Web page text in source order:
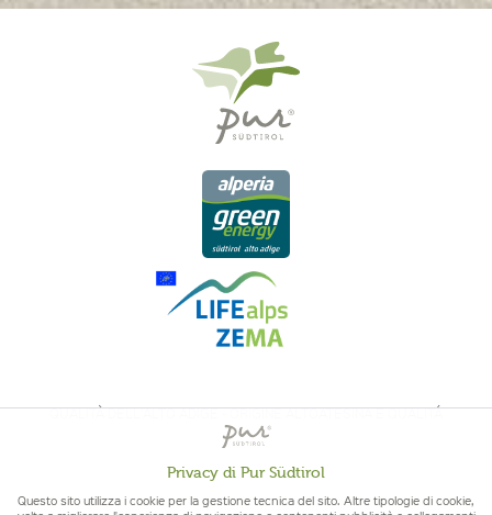
QUALITÀ DELL'ALTO ADIGE - ORIGINE ALTOATESINA E QUALITÁ
CONTROLLATA
Privacy di Pur Südtirol
Questo sito utilizza i cookie per la gestione tecnica del sito. Altre tipologie di cookie,